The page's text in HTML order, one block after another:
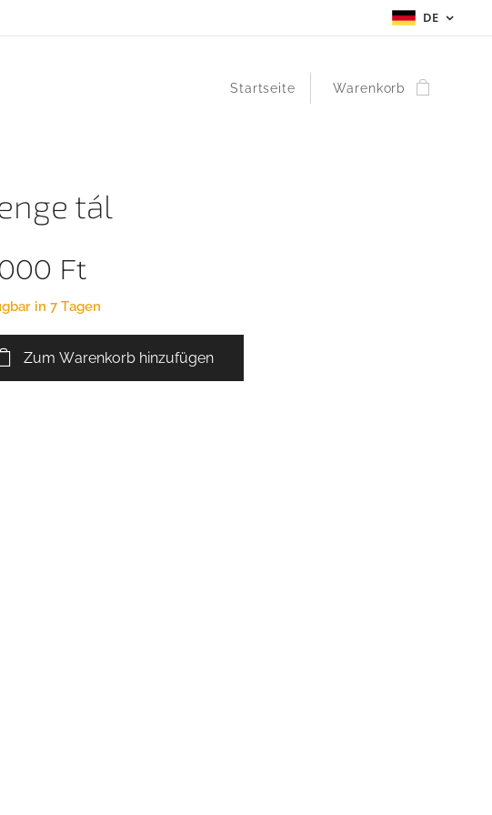
DE
Startseite Warenkorb
tál
Ft
in 7 Tagen
Zum Warenkorb hinzufügen